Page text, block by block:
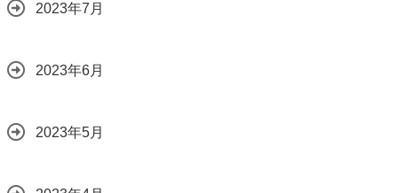
2023年7月
2023年6月
2023年5月